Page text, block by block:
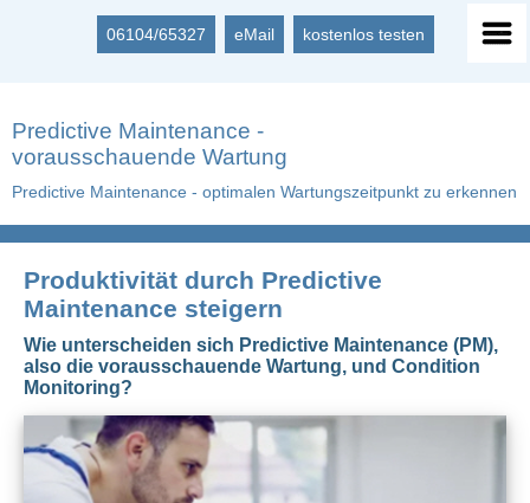
06104/65327 eMail kostenlos testen
Predictive Maintenance -
vorausschauende Wartung
Predictive Maintenance - optimalen Wartungszeitpunkt zu erkennen
Produktivität durch Predictive
Maintenance steigern
Wie unterscheiden sich Predictive Maintenance (PM),
also die vorausschauende Wartung, und Condition
Monitoring?